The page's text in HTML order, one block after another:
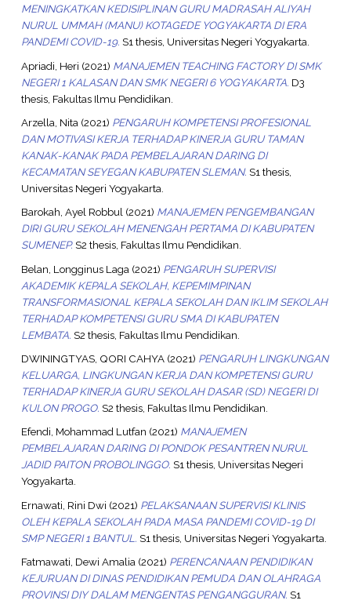
MENINGKATKAN KEDISIPLINAN GURU MADRASAH ALIYAH
NURUL UMMAH (MANU) KOTAGEDE YOGYAKARTA DI ERA
PANDEMI COVID-19. S1 thesis, Universitas Negeri Yogyakarta.
Apriadi, Heri (2021) MANAJEMEN TEACHING FACTORY DI SMK
NEGERI 1 KALASAN DAN SMK NEGERI 6 YOGYAKARTA. D3
thesis, Fakultas Ilmu Pendidikan.
Arzella, Nita (2021) PENGARUH KOMPETENSI PROFESIONAL
DAN MOTIVASI KERJA TERHADAP KINERJA GURU TAMAN
KANAK-KANAK PADA PEMBELAJARAN DARING DI
KECAMATAN SEYEGAN KABUPATEN SLEMAN. S1 thesis,
Universitas Negeri Yogyakarta.
Barokah, Ayel Robbul(2021) MANAJEMEN PENGEMBANGAN
DIRI GURU SEKOLAH MENENGAH PERTAMA DI KABUPATEN
SUMENEP.S2 thesis, Fakultas Ilmu Pendidikan.
Belan, Longginus Laga (2021) PENGARUH SUPERVISI
AKADEMIK KEPALA SEKOLAH, KEPEMIMPINAN
TRANSFORMASIONAL KEPALA SEKOLAH DAN IKLIM SEKOLAH
TERHADAP KOMPETENSI GURU SMA DI KABUPATEN
LEMBATA. S2 thesis, Fakultas Ilmu Pendidikan.
DWININGTYAS, QORI CAHYA(2021) PENGARUH LINGKUNGAN
KELUARGA, LINGKUNGAN KERJA DAN KOMPETENSI GURU
TERHADAP KINERJA GURU SEKOLAH DASAR (SD) NEGERI DI
KULON PROGO. S2 thesis, Fakultas Ilmu Pendidikan.
Efendi, Mohammad Lutfan (2021) MANAJEMEN
PEMBELAJARAN DARING DI PONDOK PESANTREN NURUL
JADID PAITON PROBOLINGGO. S1 thesis, Universitas Negeri
Yogyakarta.
Ernawati, Rini Dwi (2021) PELAKSANAAN SUPERVISI KLINIS
OLEH KEPALA SEKOLAH PADA MASA PANDEMI COVID-19 DI
SMP NEGERI 1 BANTUL. S1 thesis, Universitas Negeri Yogyakarta.
Fatmawati, Dewi Amalia (2021) PERENCANAAN PENDIDIKAN
KEJURUAN DI DINAS PENDIDIKAN PEMUDA DAN OLAHRAGA
PROVINSI DIY DALAM MENGENTAS PENGANGGURAN. S1